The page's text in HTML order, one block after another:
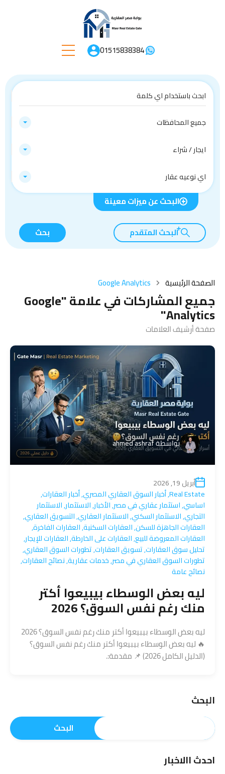
01515838384
جميع المحافظات
ايجار / شراء
اي نوعيه عقار
البحث عن ميزات معينة
البحث المتقدم بحث
الصفحة الرئيسية Google Analytics
جميع المشاركات في علامة "Google
Analytics"
صفحة أرشيف العلامات
بواسطةahmed ashraf
أبريل 19, 2026
Real Estate
,أخبار السوق العقاري المصري,أخبار العقارات,
اساسي,استثمار عقاري في مصر,الأخبار,الاستثمار,الاستثمار
التجاري,الاستثمار السكني,الاستثمار العقاري,التسويق العقاري,
العقارات الجاهزة للسكن,العقارات السكنية,العقارات الفاخرة,
العقارات المعروضة للبيع,العقارات على الخارطة,العقارات للإيجار,
تحليل سوق العقارات,تسويق العقارات,تطورات السوق العقاري,
تطورات السوق العقاري في مصر,خدمات عقارية,نصائح العقارات,
نصائح عامة
ليه بعض الوسطاء بيبيعوا أكتر
منك رغم نفس السوق؟ 2026
ليه بعض الوسطاء بيبيعوا أكتر منك رغم نفس السوق؟ 2026
🔥 ليه بعض الوسطاء بيبيعوا أكتر منك رغم نفس السوق؟
(الدليل الكامل 2026) 📌 مقدمة:.
البحث
البحث
احدث االاخبار